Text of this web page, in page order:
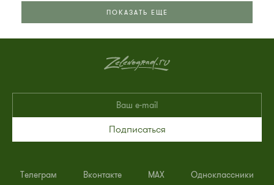
ПОКАЗАТЬ ЕЩЕ
Подписаться
Телеграм Вконтакте MAX Одноклассники